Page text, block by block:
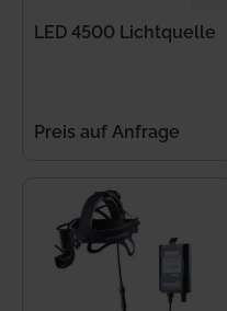
LED 4500 Lichtquelle
Preis auf Anfrage